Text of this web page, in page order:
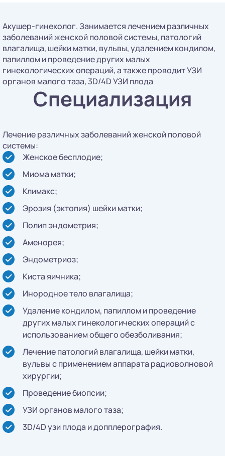
Акушер-гинеколог. Занимается лечением различных
заболеваний женской половой системы, патологий
влагалища, шейки матки, вульвы, удалением кондилом,
папиллом и проведение других малых
гинекологических операций, а также проводит УЗИ
органов малого таза, 3D/4D УЗИ плода
Специализация
Лечение различных заболеваний женской половой
системы:
Женское бесплодие;
Миома матки;
Климакс;
Эрозия (эктопия) шейки матки;
Полип эндометрия;
Аменорея;
Эндометриоз;
Киста яичника;
Инородное тело влагалища;
Удаление кондилом, папиллом и проведение
других малых гинекологических операций с
использованием общего обезболивания;
Лечение патологий влагалища, шейки матки,
вульвы с применением аппарата радиоволновой
хирургии;
Проведение биопсии;
УЗИ органов малого таза;
3D/4D узи плода и допплерография.